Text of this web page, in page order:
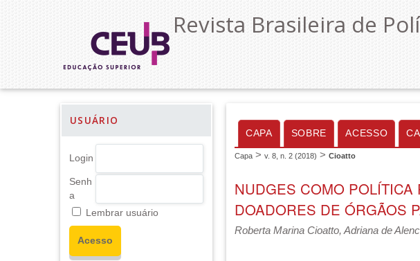
Revista Brasileira de
USUÁRIO
Login
Senh
a
Lembrar usuário
CAPA SOBRE ACESSO
Capa > v. 8, n. 2 (2018) > Cioatto
NUDGES COMO
DOADORES DE ÓRGÃOS
Roberta Marina Cioatto, Adriana de